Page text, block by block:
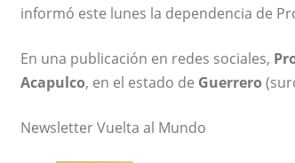
informó este lunes la dependencia de
En una publicación en redes sociales,
Acapulco, en el estado de Guerrero
Newsletter Vuelta al Mundo